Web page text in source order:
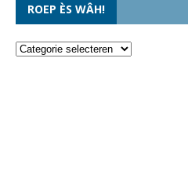
ROEP ÈS WÂH!